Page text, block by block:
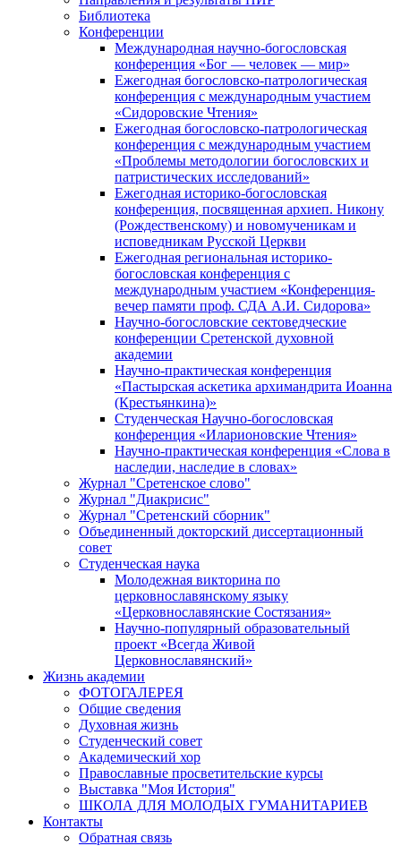
Библиотека
Конференции
Международная научно-богословская
конференция «Бог — человек — мир»
Ежегодная богословско-патрологическая
конференция с международным участием
«Сидоровские Чтения»
Ежегодная богословско-патрологическая
конференция с международным участием
«Проблемы методологии богословских и
патристических исследований»
Ежегодная историко-богословская
конференция, посвященная архиеп. Никону
(Рождественскому) и новомученикам и
исповедникам Русской Церкви
Ежегодная региональная историко-
богословская конференция с
международным участием «Конференция-
вечер памяти проф. СДА А.И. Сидорова»
Научно-богословские сектоведческие
конференции Сретенской духовной
академии
Научно-практическая конференция
«Пастырская аскетика архимандрита Иоанна
(Крестьянкина)»
Студенческая Научно-богословская
конференция «Иларионовские Чтения»
Научно-практическая конференция «Cлова в
наследии, наследие в словах»
Журнал "Сретенское слово"
Журнал "Диакрисис"
Журнал "Сретенский сборник"
Объединенный докторский диссертационный
совет
Студенческая наука
Молодежная викторина по
церковнославянскому языку
«Церковнославянские Состязания»
Научно-популярный образовательный
проект «Всегда Живой
Церковнославянский»
Жизнь академии
ФОТОГАЛЕРЕЯ
Общие сведения
Духовная жизнь
Студенческий совет
Академический хор
Православные просветительские курсы
Выставка "Моя История"
ШКОЛА ДЛЯ МОЛОДЫХ ГУМАНИТАРИЕВ
Контакты
Обратная связь